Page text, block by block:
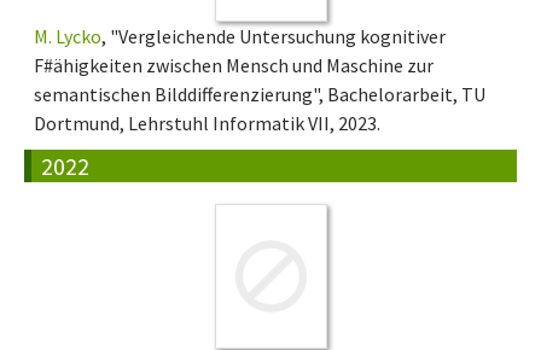
M. Lycko, "Vergleichende Untersuchung kognitiver
F#ähigkeiten zwischen Mensch und Maschine zur
semantischen Bilddifferenzierung", Bachelorarbeit, TU
Dortmund, Lehrstuhl Informatik VII, 2023.
2022